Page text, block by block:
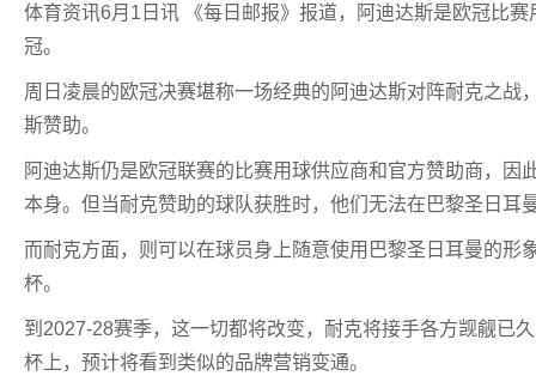
体育资讯6月1日讯 《每日邮报》报道，阿迪达斯是欧冠比
冠。
周日凌晨的欧冠决赛堪称一场经典的阿迪达斯对阵耐克之
斯赞助。
阿迪达斯仍是欧冠联赛的比赛用球供应商和官方赞助商，
本身。但当耐克赞助的球队获胜时，他们无法在巴黎圣日耳
而耐克方面，则可以在球员身上随意使用巴黎圣日耳曼的形
杯。
到2027-28赛季，这一切都将改变，耐克将接手各方觊觎已
杯上，预计将看到类似的品牌营销变通。